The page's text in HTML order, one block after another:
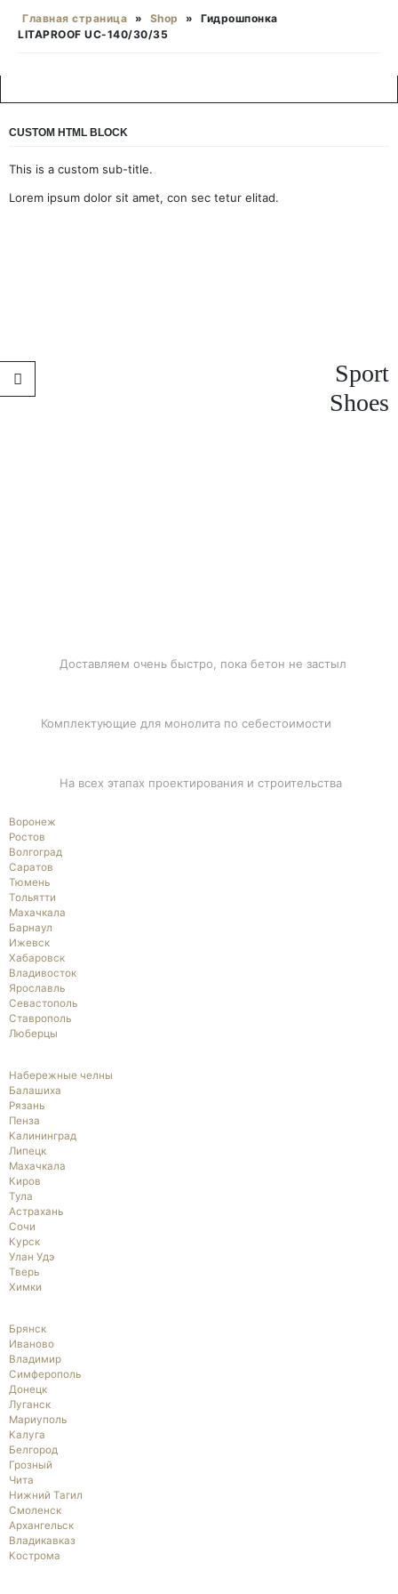
Главная страница » Shop »
Гидрошпонка
LITAPROOF UC-140/30/35
CUSTOM HTML BLOCK
This is a custom sub-title.
Lorem ipsum dolor sit amet, con sec tetur elitad.
Sport
Shoes
Доставляем очень быстро, пока бетон не застыл
Комплектующие для монолита по себестоимости
На всех этапах проектирования и строительства
Воронеж
Ростов
Волгоград
Саратов
Тюмень
Тольятти
Махачкала
Барнаул
Ижевск
Хабаровск
Владивосток
Ярославль
Севастополь
Ставрополь
Люберцы
Набережные челны
Балашиха
Рязань
Пенза
Калининград
Липецк
Махачкала
Киров
Тула
Астрахань
Сочи
Курск
Улан Удэ
Тверь
Химки
Брянск
Иваново
Владимир
Симферополь
Донецк
Луганск
Мариуполь
Калуга
Белгород
Грозный
Чита
Нижний Тагил
Смоленск
Архангельск
Владикавказ
Кострома